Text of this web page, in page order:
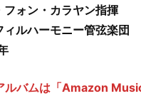
フォン・カラヤン指揮
ィルハーモニー管弦楽団
ルバムは「Amazon